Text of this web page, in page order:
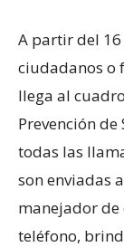
A partir del
ciudadanos o
llega al
Prevención
todas las
son enviadas
manejador de
teléfono,